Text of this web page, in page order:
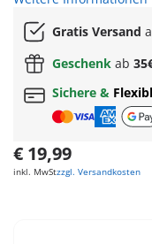
Gratis Versand
Geschenk ab
Sichere &
€ 19,99
inkl. MwStzzgl. Versandkosten